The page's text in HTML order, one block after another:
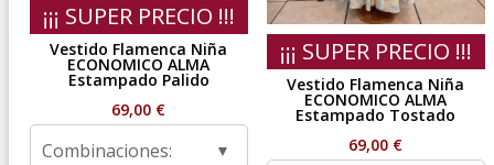
¡¡¡ SUPER PRECIO !!!
Vestido Flamenca Niña
ECONOMICO ALMA
Estampado Palido
69,00 €
Combinaciones:
¡¡¡ SUPER PRECIO !!!
Vestido Flamenca Niña
ECONOMICO ALMA
Estampado Tostado
69,00 €